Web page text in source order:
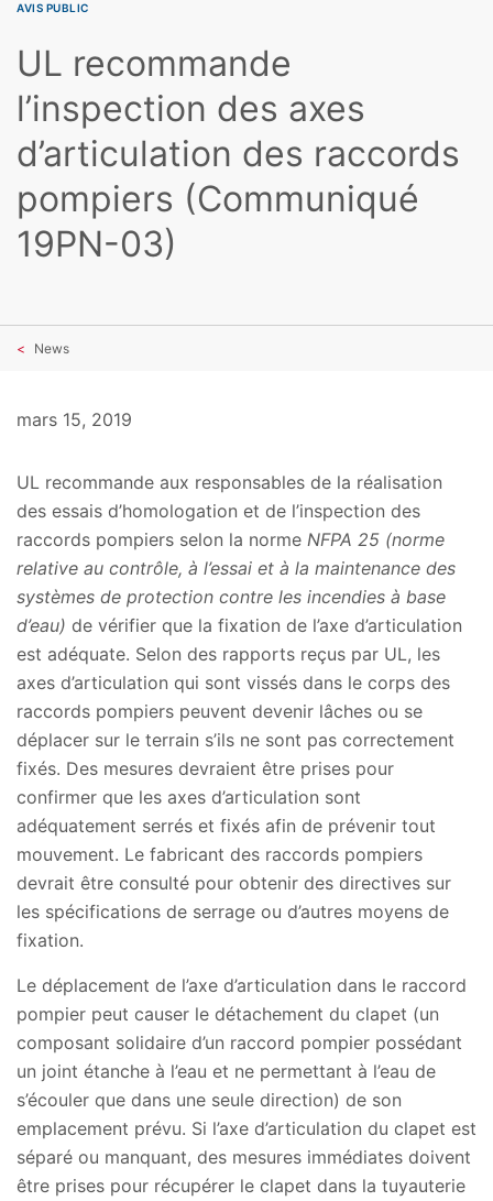
AVIS PUBLIC
UL recommande
l’inspection des axes
d’articulation des raccords
pompiers (Communiqué
19PN-03)
News
mars 15, 2019
UL recommande aux responsables de la réalisation
des essais d’homologation et de l’inspection des
raccords pompiers selon la norme NFPA 25 (norme
relative au contrôle, à l’essai et à la maintenance des
systèmes de protection contre les incendies à base
d’eau) de vérifier que la fixation de l’axe d’articulation
est adéquate. Selon des rapports reçus par UL, les
axes d’articulation qui sont vissés dans le corps des
raccords pompiers peuvent devenir lâches ou se
déplacer sur le terrain s’ils ne sont pas correctement
fixés. Des mesures devraient être prises pour
confirmer que les axes d’articulation sont
adéquatement serrés et fixés afin de prévenir tout
mouvement. Le fabricant des raccords pompiers
devrait être consulté pour obtenir des directives sur
les spécifications de serrage ou d’autres moyens de
fixation.
Le déplacement de l’axe d’articulation dans le raccord
pompier peut causer le détachement du clapet (un
composant solidaire d’un raccord pompier possédant
un joint étanche à l’eau et ne permettant à l’eau de
s’écouler que dans une seule direction) de son
emplacement prévu. Si l’axe d’articulation du clapet est
séparé ou manquant, des mesures immédiates doivent
être prises pour récupérer le clapet dans la tuyauterie